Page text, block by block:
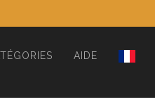
AIDE